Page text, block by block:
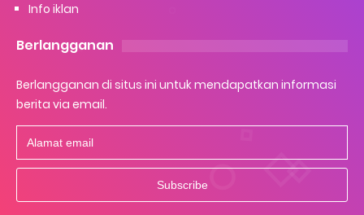
Info iklan
Berlangganan
Berlangganan di situs ini untuk mendapatkan informasi
berita via email.